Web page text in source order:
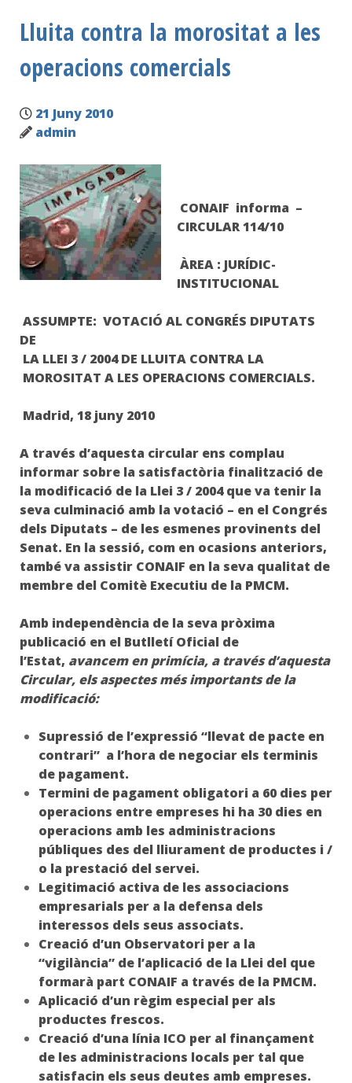
Lluita contra la morositat a les
operacions comercials
21 Juny 2010
admin
CONAIF informa –
CIRCULAR 114/10
ÀREA : JURÍDIC-
INSTITUCIONAL
ASSUMPTE: VOTACIÓ AL CONGRÉS DIPUTATS
DE
LA LLEI 3 / 2004 DE LLUITA CONTRA LA
MOROSITAT A LES OPERACIONS COMERCIALS.
Madrid, 18 juny 2010
A través d’aquesta circular ens complau
informar sobre la satisfactòria finalització de
la modificació de la Llei 3 / 2004 que va tenir la
seva culminació amb la votació – en el Congrés
dels Diputats – de les esmenes provinents del
Senat. En la sessió, com en ocasions anteriors,
també va assistir CONAIF en la seva qualitat de
membre del Comitè Executiu de la PMCM.
Amb independència de la seva pròxima
publicació en el Butlletí Oficial de
l’Estat, avancem en primícia, a través d’aquesta
Circular, els aspectes més importants de la
modificació:
Supressió de l’expressió “llevat de pacte en
contrari” a l’hora de negociar els terminis
de pagament.
Termini de pagament obligatori a 60 dies per
operacions entre empreses hi ha 30 dies en
operacions amb les administracions
públiques des del lliurament de productes i /
o la prestació del servei.
Legitimació activa de les associacions
empresarials per a la defensa dels
interessos dels seus associats.
Creació d’un Observatori per a la
“vigilància” de l’aplicació de la Llei del que
formarà part CONAIF a través de la PMCM.
Aplicació d’un règim especial per als
productes frescos.
Creació d’una línia ICO per al finançament
de les administracions locals per tal que
satisfacin els seus deutes amb empreses.